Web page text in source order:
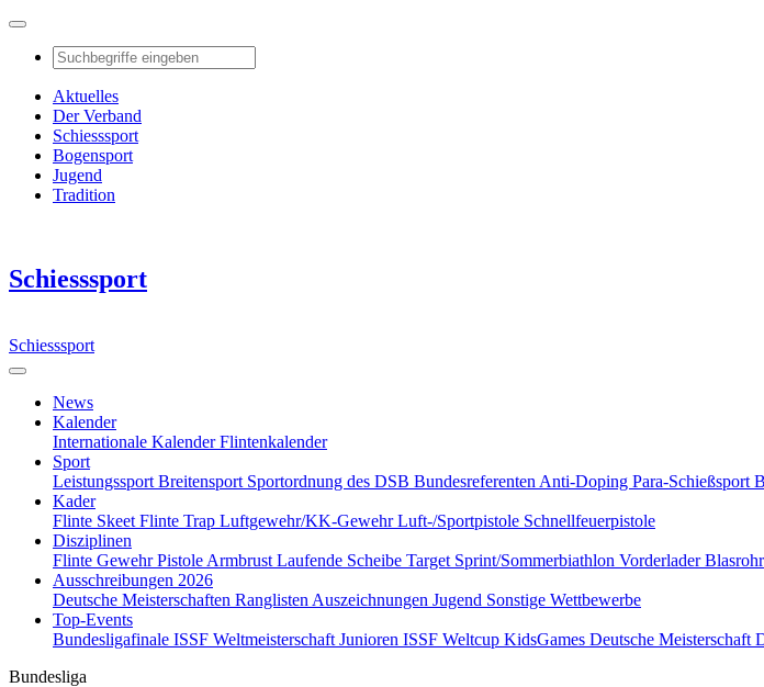
Aktuelles
Der Verband
Schiesssport
Bogensport
Jugend
Tradition
Schiesssport
Schiesssport
News
Kalender
Internationale KalenderFlintenkalender
Sport
Leistungssport Breitensport Sportordnung des DSB Bundesreferenten Anti-Doping Para-Schießsport
Kader
Flinte Skeet Flinte Trap Luftgewehr/KK-GewehrLuft-/Sportpistole Schnellfeuerpistole
Disziplinen
Flinte GewehrPistole Armbrust Laufende Scheibe Target Sprint/Sommerbiathlon VorderladerBlasrohr
Ausschreibungen 2026
Deutsche Meisterschaften Ranglisten Auszeichnungen Jugend Sonstige Wettbewerbe
Top-Events
Bundesligafinale ISSF Weltmeisterschaft Junioren ISSF Weltcup KidsGames Deutsche Meisterschaft
Bundesliga